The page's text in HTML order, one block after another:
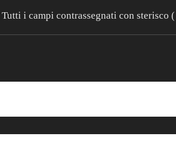
Tutti i campi contrassegnati con sterisco (